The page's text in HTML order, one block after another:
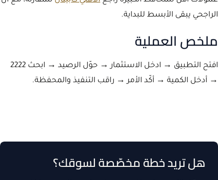
الراجحي يبقى الأبسط للبداية.
ملخص العملية
افتح التطبيق → ادخل الاستثمار → حوّل الرصيد → ابحث 2222
→ أدخل الكمية → أكّد الأمر → راقب التنفيذ والمحفظة.
هل تريد خطة مخصّصة لسوقك؟